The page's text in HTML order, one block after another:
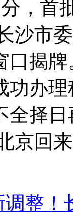
，首
市委
口
功办
全择
回来
调整！